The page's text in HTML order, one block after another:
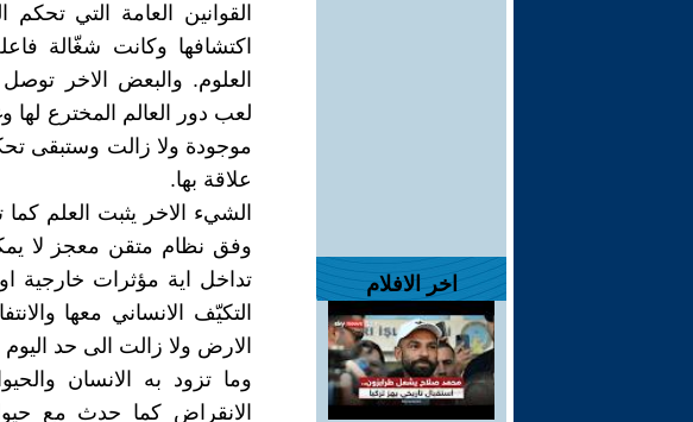
اخر الافلام
القوانين العامة التي
اكتشافها وكانت شغّالة
العلوم. والبعض الاخر توصل
لعب دور العالم المخترع لها
موجودة ولا زالت وستبقى
علاقة بها.
الشيء الاخر يثبت العلم
وفق نظام متقن معجز لا
تداخل اية مؤثرات خارجية
التكيّف الانساني معها
الارض ولا زالت الى حد
وما تزود به الانسان
الانقراض كما حدث مع